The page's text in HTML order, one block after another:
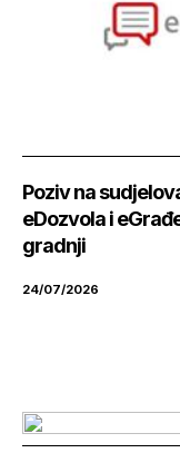
Poziv na
eDozvola i
gradnji
24/07/2026